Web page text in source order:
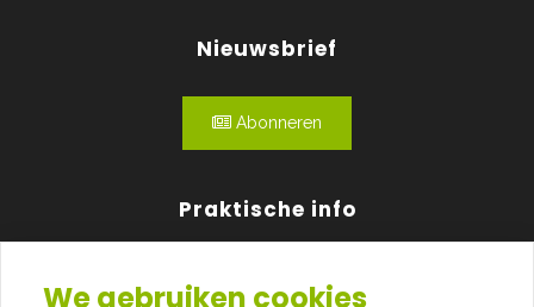
Nieuwsbrief
Abonneren
Praktische info
We gebruiken cookies